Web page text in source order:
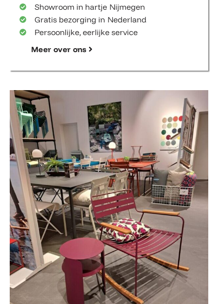
Showroom in hartje Nijmegen
Gratis bezorging in Nederland
Persoonlijke, eerlijke service
Meer over ons